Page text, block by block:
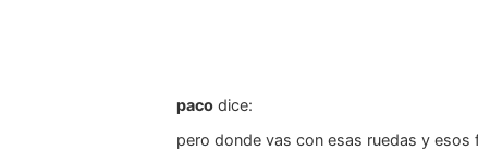
paco dice:
pero donde vas con esas ruedas y esos